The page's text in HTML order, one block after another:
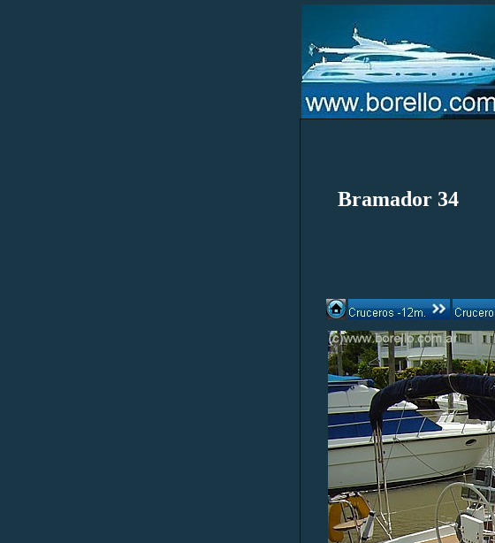
Bramador 34